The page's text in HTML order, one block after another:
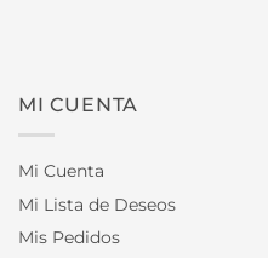
MI CUENTA
Mi Cuenta
Mi Lista de Deseos
Mis Pedidos